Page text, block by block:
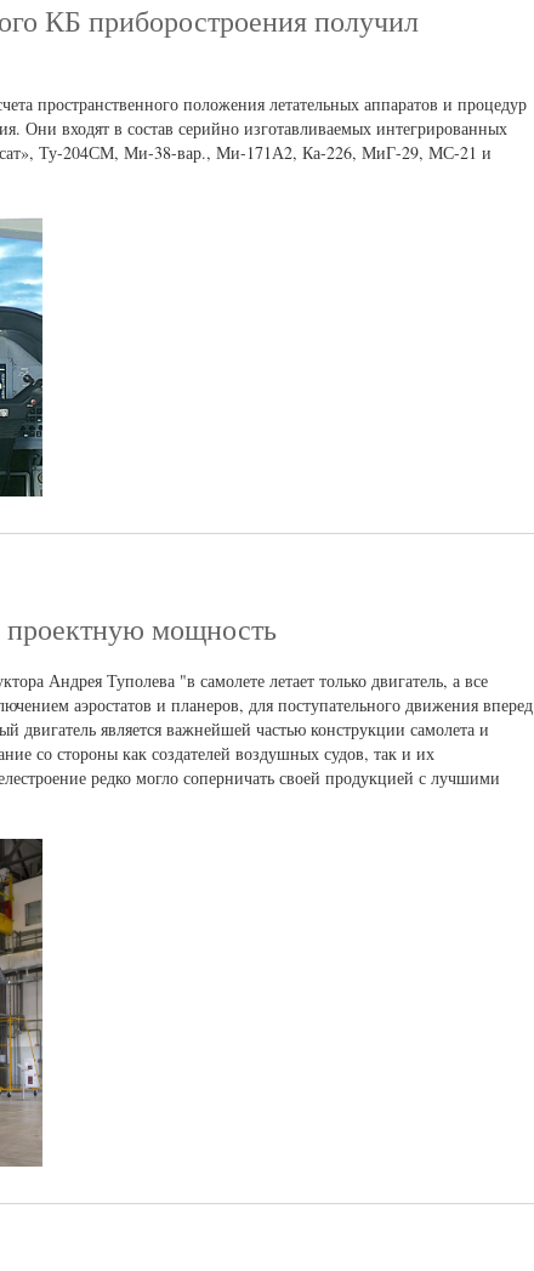
КБ приборостроения получил
пространственного положения летательных аппаратов и процедур
Они входят в состав серийно изготавливаемых интегрированных
Ту-204СМ, Ми-38-вар., Ми-171А2, Ка-226, МиГ-29, МС-21 и
мощность
Андрея Туполева "в самолете летает только двигатель, а все
аэростатов и планеров, для поступательного движения вперед
двигатель является важнейшей частью конструкции самолета и
со стороны как создателей воздушных судов, так и их
редко могло соперничать своей продукцией с лучшими